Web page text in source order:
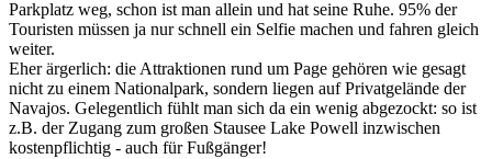
Parkplatz weg, schon ist man allein und hat seine Ruhe. 95% der
Touristen müssen ja nur schnell ein Selfie machen und fahren gleich
weiter.
Eher ärgerlich: die Attraktionen rund um Page gehören wie gesagt
nicht zu einem Nationalpark, sondern liegen auf Privatgelände der
Navajos. Gelegentlich fühlt man sich da ein wenig abgezockt: so ist
z.B. der Zugang zum großen Stausee Lake Powell inzwischen
kostenpflichtig - auch für Fußgänger!